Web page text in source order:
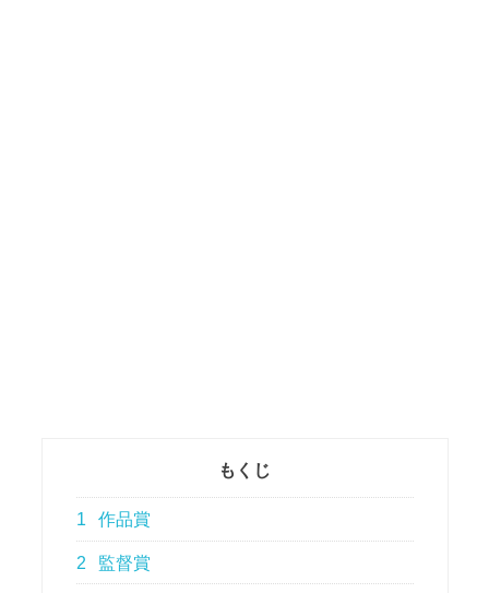
もくじ
1 作品賞
2 監督賞